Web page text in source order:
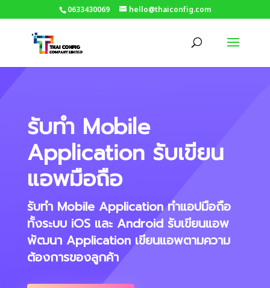
0633430069 hello@thaiconfig.com
รับทำ Mobile
Application รับเขียน
แอพมือถือ
รับทำ Mobile Application ทำแอปมือถือ
ทั้งระบบ iOS และ Android รับเขียนแอพ
พัฒนา Application เขียนแอพตามความ
ต้องการของลูกค้า